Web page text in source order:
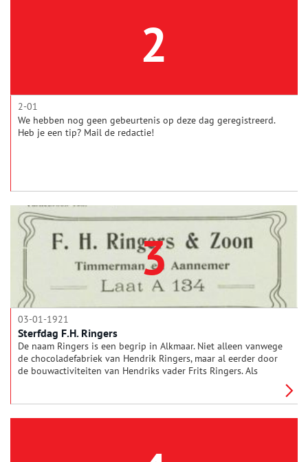
2
2-01
We hebben nog geen gebeurtenis op deze dag geregistreerd.
Heb je een tip? Mail de redactie!
3
03-01-1921
Sterfdag F.H. Ringers
De naam Ringers is een begrip in Alkmaar. Niet alleen vanwege
de chocoladefabriek van Hendrik Ringers, maar al eerder door
de bouwactiviteiten van Hendriks vader Frits Ringers. Als